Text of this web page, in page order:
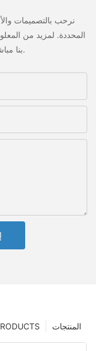
نرحب بالتصميمات
المحددة. لمزيد من
بنا مباشرة مع أسئلة أو استفسارات.
المنتجات